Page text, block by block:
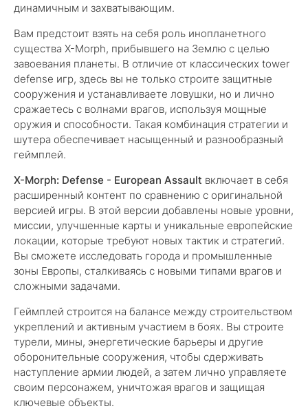
динамичным и захватывающим.
Вам предстоит взять на себя роль инопланетного
существа X-Morph, прибывшего на Землю с целью
завоевания планеты. В отличие от классических tower
defense игр, здесь вы не только строите защитные
сооружения и устанавливаете ловушки, но и лично
сражаетесь с волнами врагов, используя мощные
оружия и способности. Такая комбинация стратегии и
шутера обеспечивает насыщенный и разнообразный
геймплей.
X-Morph: Defense - European Assault включает в себя
расширенный контент по сравнению с оригинальной
версией игры. В этой версии добавлены новые уровни,
миссии, улучшенные карты и уникальные европейские
локации, которые требуют новых тактик и стратегий.
Вы сможете исследовать города и промышленные
зоны Европы, сталкиваясь с новыми типами врагов и
сложными задачами.
Геймплей строится на балансе между строительством
укреплений и активным участием в боях. Вы строите
турели, мины, энергетические барьеры и другие
оборонительные сооружения, чтобы сдерживать
наступление армии людей, а затем лично управляете
своим персонажем, уничтожая врагов и защищая
ключевые объекты.